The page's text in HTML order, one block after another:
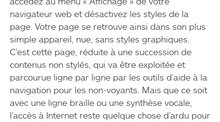
navigateur web et désactivez les styles de la
page. Votre page se retrouve ainsi dans son plus
simple appareil, nue, sans styles graphiques.
C’est cette page, réduite à une succession de
contenus non stylés, qui va être exploitée et
parcourue ligne par ligne par les outils d’aide à la
navigation pour les non-voyants. Mais que ce soit
avec une ligne braille ou une synthèse vocale,
l’accès à Internet reste quelque chose d’ardu pour